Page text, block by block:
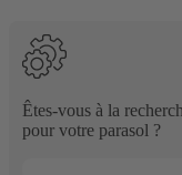
Êtes-vous à la
pour votre parasol ?